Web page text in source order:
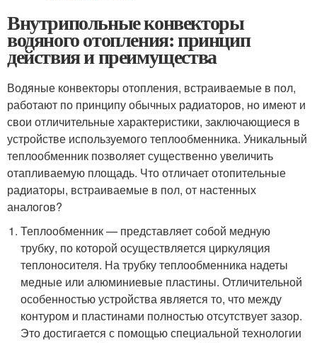
Внутрипольные конвекторы
водяного отопления: принцип
действия и преимущества
Водяные конвекторы отопления, встраиваемые в пол,
работают по принципу обычных радиаторов, но имеют и
свои отличительные характеристики, заключающиеся в
устройстве используемого теплообменника. Уникальный
теплообменник позволяет существенно увеличить
отапливаемую площадь. Что отличает отопительные
радиаторы, встраиваемые в пол, от настенных
аналогов?
Теплообменник — представляет собой медную
трубку, по которой осуществляется циркуляция
теплоносителя. На трубку теплообменника надеты
медные или алюминиевые пластины. Отличительной
особенностью устройства является то, что между
контуром и пластинами полностью отсутствует зазор.
Это достигается с помощью специальной технологии